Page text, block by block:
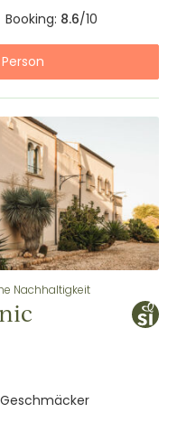
Booking: 8.6/10
Nachhaltigkeit